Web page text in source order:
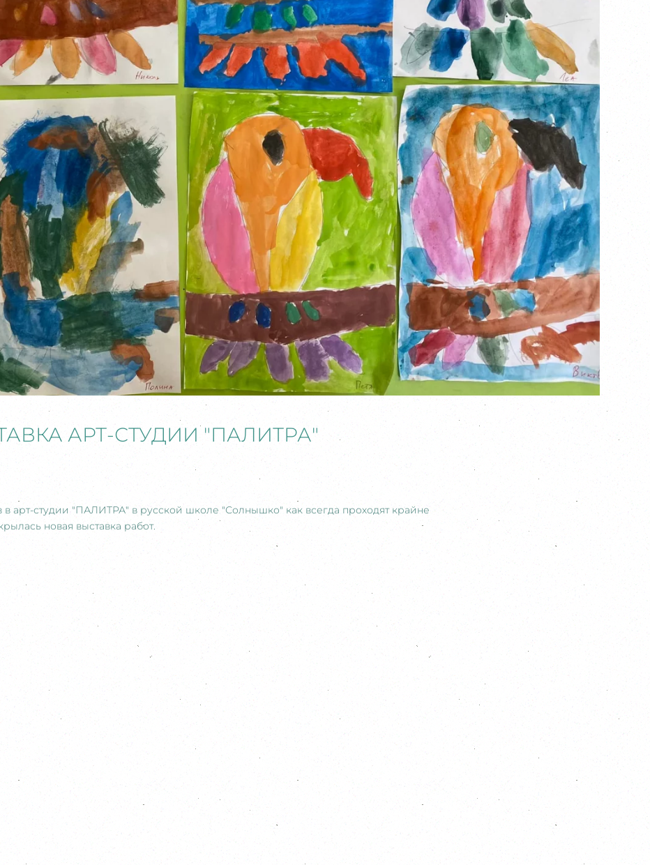
АРТ-СТУДИИ "ПАЛИТРА"
в арт-студии "ПАЛИТРА" в русской школе "Солнышко" как всегда проходят крайне
новая выставка работ.